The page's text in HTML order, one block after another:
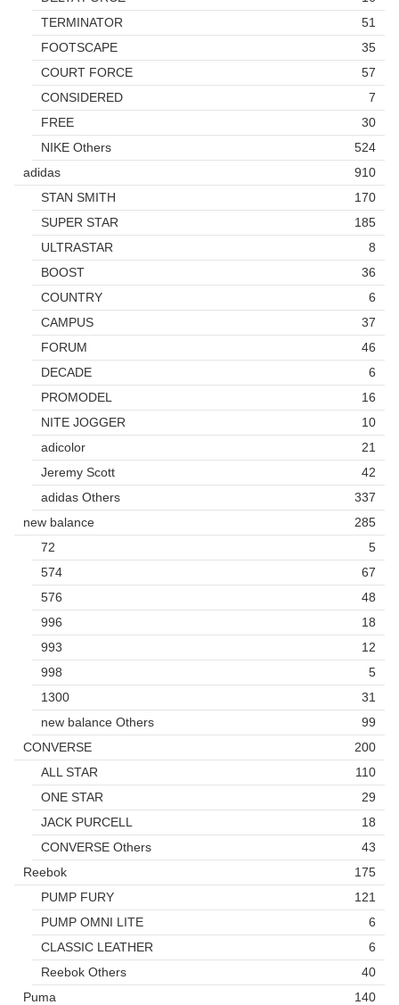
TERMINATOR
51
FOOTSCAPE
35
COURT FORCE
57
CONSIDERED
7
FREE
30
NIKE Others
524
adidas
910
STAN SMITH
170
SUPER STAR
185
ULTRASTAR
8
BOOST
36
COUNTRY
6
CAMPUS
37
FORUM
46
DECADE
6
PROMODEL
16
NITE JOGGER
10
adicolor
21
Jeremy Scott
42
adidas Others
337
new balance
285
72
5
574
67
576
48
996
18
993
12
998
5
1300
31
new balance Others
99
CONVERSE
200
ALL STAR
110
ONE STAR
29
JACK PURCELL
18
CONVERSE Others
43
Reebok
175
PUMP FURY
121
PUMP OMNI LITE
6
CLASSIC LEATHER
6
Reebok Others
40
Puma
140